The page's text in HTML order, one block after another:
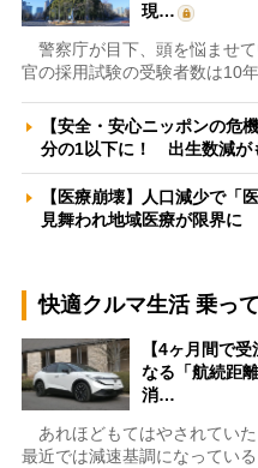
現…
警察庁が目下、頭を悩ませ
官の採用試験の受験者数は10
【安全・安心ニッポンの危
分の1以下に！ 出生数減
【医療崩壊】人口減少で「
見舞われ地域医療が限界
快適クルマ生活 乗っ
【4ヶ月間で
なる「航続距
消…
あれほどもてはやされていた
最近では減速基調になってい